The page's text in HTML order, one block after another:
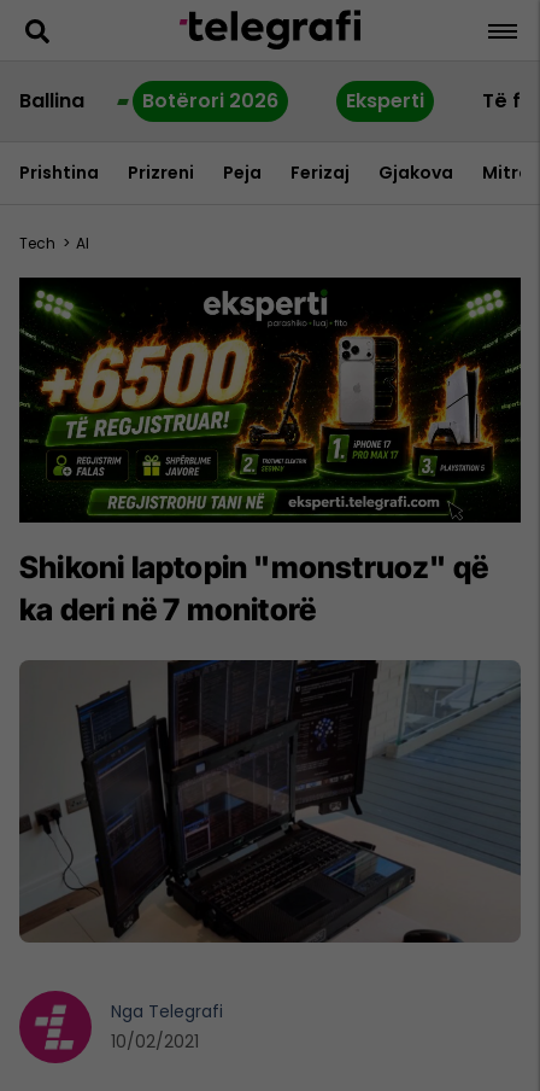
Ballina Botërori 2026 Eksperti Të
Prishtina Prizreni Peja Ferizaj Gjakova
Tech > AI
Shikoni laptopin "monstruoz" që
ka deri në 7 monitorë
Nga Telegrafi
10/02/2021